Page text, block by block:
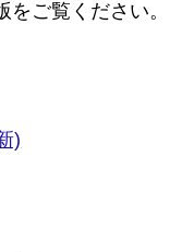
ご覧ください。
)